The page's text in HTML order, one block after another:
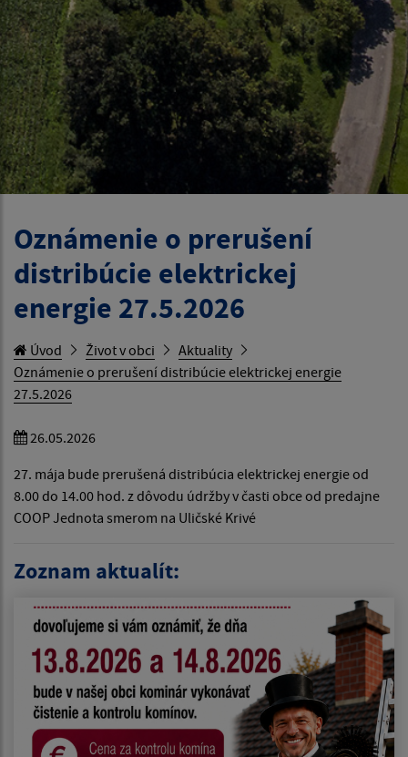
Oznámenie o prerušení
distribúcie elektrickej
energie 27.5.2026
Úvod Život v obci
Aktuality
Oznámenie o prerušení distribúcie elektrickej energie
27.5.2026
26.05.2026
27. mája bude prerušená distribúcia elektrickej energie od
8.00 do 14.00 hod. z dôvodu údržby v časti obce od predajne
COOP Jednota smerom na Uličské Krivé
Zoznam aktualít: